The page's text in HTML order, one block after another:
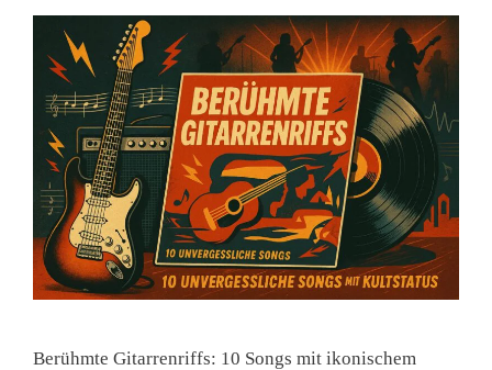
Berühmte Gitarrenriffs: 10 Songs mit ikonischem